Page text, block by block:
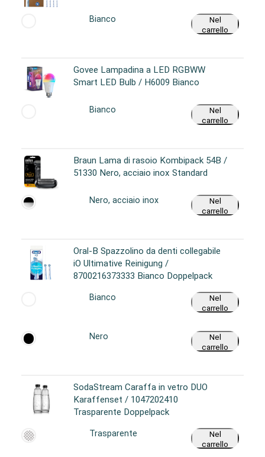
Bianco
Nel
carrello
Govee Lampadina a LED RGBWW
Smart LED Bulb / H6009 Bianco
Bianco
Nel
carrello
Braun Lama di rasoio Kombipack 54B /
51330 Nero, acciaio inox Standard
Nero, acciaio inox
Nel
carrello
Oral-B Spazzolino da denti collegabile
iO Ultimative Reinigung /
8700216373333 Bianco Doppelpack
Bianco
Nel
carrello
Nero
Nel
carrello
SodaStream Caraffa in vetro DUO
Karaffenset / 1047202410
Trasparente Doppelpack
Trasparente
Nel
carrello